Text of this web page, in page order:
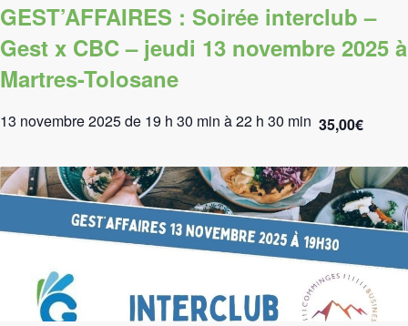
GEST’AFFAIRES : Soirée interclub –
Gest x CBC – jeudi 13 novembre 2025 à
Martres-Tolosane
13 novembre 2025 de 19 h 30 min à22 h 30 min 35,00€